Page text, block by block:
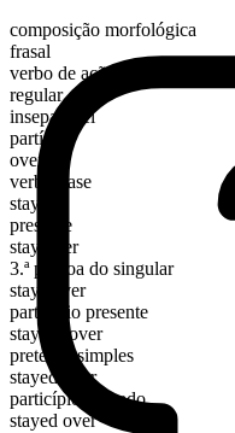
composição morfológica
frasal
verbo de ação
regular
inseparável
partícula
over
verbo base
stay
presente
stay over
3.ª pessoa do singular
stays over
particípio presente
staying over
pretérito simples
stayed over
particípio passado
stayed over